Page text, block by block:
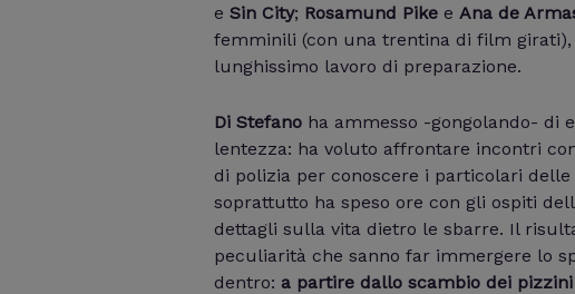
e Sin City; Rosamund Pike e Ana de
femminili (con una trentina di film
lunghissimo lavoro di preparazione.
Di Stefano ha ammesso -gongolando- di
lentezza: ha voluto affrontare incontri
di polizia per conoscere i particolari
soprattutto ha speso ore con gli ospiti
dettagli sulla vita dietro le sbarre. Il
peculiarità che sanno far immergere lo
dentro: a partire dallo scambio dei pizzini